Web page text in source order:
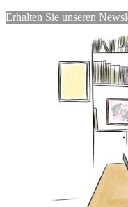
Erhalten Sie unseren